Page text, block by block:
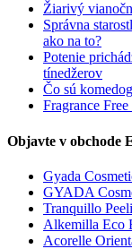
Žiarivý
Správna
ako na to?
Potenie
tínedžerov
Čo sú
Fragrance
Objavte v obchode
Gyada
GYADA
Tranquillo
Alkemilla Eco
Acorelle